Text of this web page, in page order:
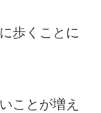
歩くことに
ことが増え